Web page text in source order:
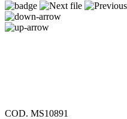
COD. MS10891